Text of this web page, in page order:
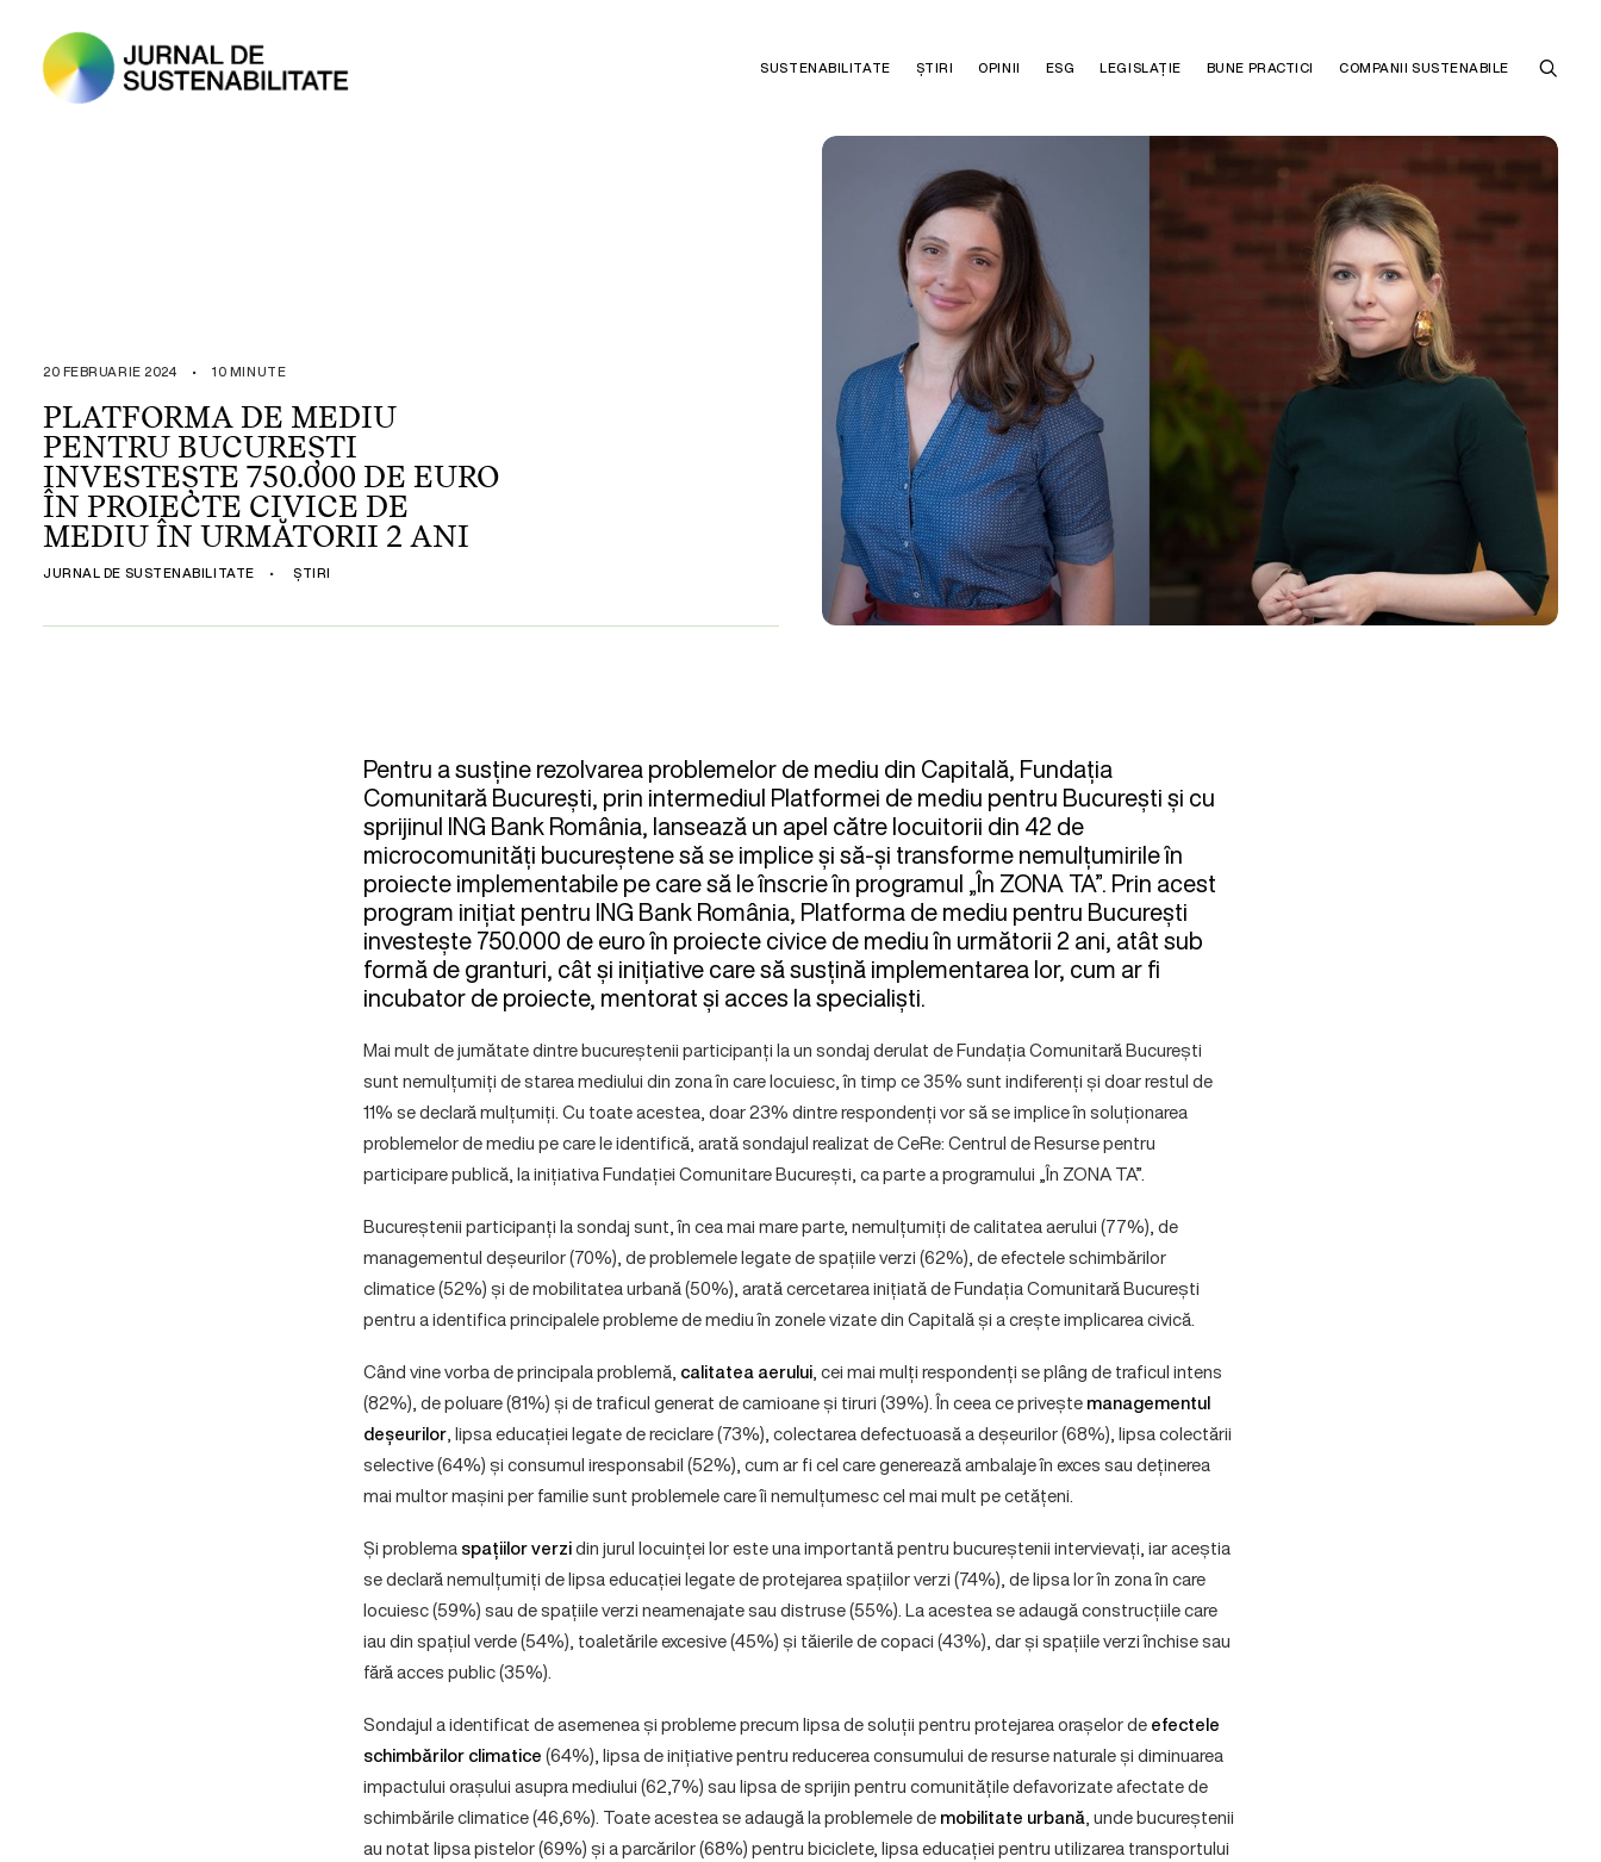
SUSTENABILITATE ȘTIRI OPINII ESG LEGISLAȚIE BUNE PRACTICI COMPANII SUSTENABILE
20 FEBRUARIE 2024 • 10 MINUTE
PLATFORMA DE MEDIU
PENTRU BUCUREȘTI
INVESTEȘTE 750.000 DE EURO
ÎN PROIECTE CIVICE DE
MEDIU ÎN URMĂTORII 2 ANI
JURNAL DE SUSTENABILITATE • ȘTIRI
Pentru a susține rezolvarea problemelor de mediu din Capitală, Fundația
Comunitară București, prin intermediul Platformei de mediu pentru București și cu
sprijinul ING Bank România, lansează un apel către locuitorii din 42 de
microcomunități bucureștene să se implice și să-și transforme nemulțumirile în
proiecte implementabile pe care să le înscrie în programul „În ZONA TA”. Prin acest
program inițiat pentru ING Bank România, Platforma de mediu pentru București
investește 750.000 de euro în proiecte civice de mediu în următorii 2 ani, atât sub
formă de granturi, cât și inițiative care să susțină implementarea lor, cum ar fi
incubator de proiecte, mentorat și acces la specialiști.
Mai mult de jumătate dintre bucureștenii participanți la un sondaj derulat de Fundația Comunitară București
sunt nemulțumiți de starea mediului din zona în care locuiesc, în timp ce 35% sunt indiferenți și doar restul de
11% se declară mulțumiți. Cu toate acestea, doar 23% dintre respondenți vor să se implice în soluționarea
problemelor de mediu pe care le identifică, arată sondajul realizat de CeRe: Centrul de Resurse pentru
participare publică, la inițiativa Fundației Comunitare București, ca parte a programului „În ZONA TA”.
Bucureștenii participanți la sondaj sunt, în cea mai mare parte, nemulțumiți de calitatea aerului (77%), de
managementul deșeurilor (70%), de problemele legate de spațiile verzi (62%), de efectele schimbărilor
climatice (52%) și de mobilitatea urbană (50%), arată cercetarea inițiată de Fundația Comunitară București
pentru a identifica principalele probleme de mediu în zonele vizate din Capitală și a crește implicarea civică.
Când vine vorba de principala problemă, calitatea aerului, cei mai mulți respondenți se plâng de traficul intens
(82%), de poluare (81%) și de traficul generat de camioane și tiruri (39%). În ceea ce priveștemanagementul
deșeurilor, lipsa educației legate de reciclare (73%), colectarea defectuoasă a deșeurilor (68%), lipsa colectării
selective (64%) și consumul iresponsabil (52%), cum ar fi cel care generează ambalaje în exces sau deținerea
mai multor mașini per familie sunt problemele care îi nemulțumesc cel mai mult pe cetățeni.
Și problemaspațiilor verzidin jurul locuinței lor este una importantă pentru bucureștenii intervievați, iar aceștia
se declară nemulțumiți de lipsa educației legate de protejarea spațiilor verzi (74%), de lipsa lor în zona în care
locuiesc (59%) sau de spațiile verzi neamenajate sau distruse (55%). La acestea se adaugă construcțiile care
iau din spațiul verde (54%), toaletările excesive (45%) și tăierile de copaci (43%), dar și spațiile verzi închise sau
fără acces public (35%).
Sondajul a identificat de asemenea și probleme precum lipsa de soluții pentru protejarea orașelor deefectele
schimbărilor climatice(64%), lipsa de inițiative pentru reducerea consumului de resurse naturale și diminuarea
impactului orașului asupra mediului (62,7%) sau lipsa de sprijin pentru comunitățile defavorizate afectate de
schimbările climatice (46,6%). Toate acestea se adaugă la problemele demobilitate urbană, unde bucureștenii
au notat lipsa pistelor (69%) și a parcărilor (68%) pentru biciclete, lipsa educației pentru utilizarea transportului